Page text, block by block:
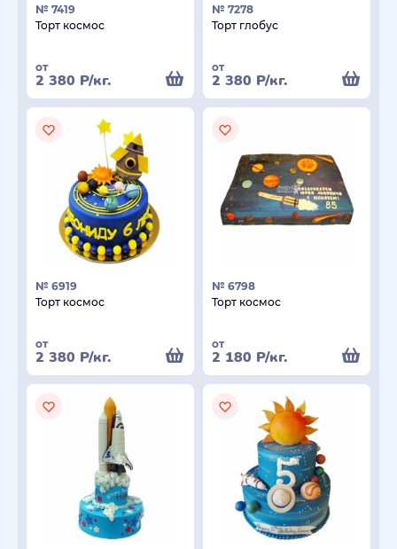
№ 7419
Торт космос
от
2 380 Р/кг.
№ 7278
Торт глобус
от
2 380 Р/кг.
№ 6919
Торт космос
от
2 380 Р/кг.
№ 6798
Торт космос
от
2 180 Р/кг.